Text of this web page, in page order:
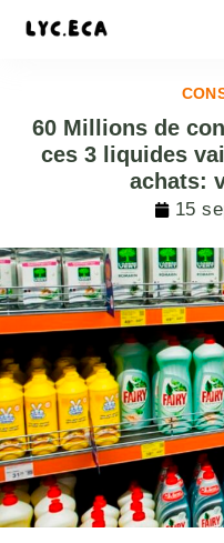
60 Millions de
ces 3 liquides
achats:
15